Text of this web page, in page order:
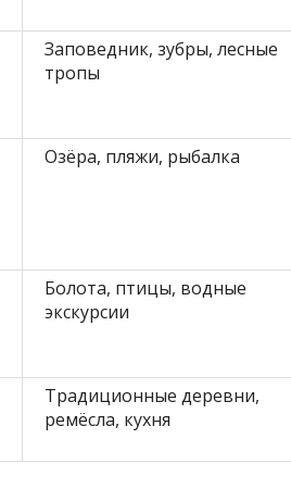
Заповедник, зубры, лесные
тропы
Озёра, пляжи, рыбалка
Болота, птицы, водные
экскурсии
Традиционные деревни,
ремёсла, кухня